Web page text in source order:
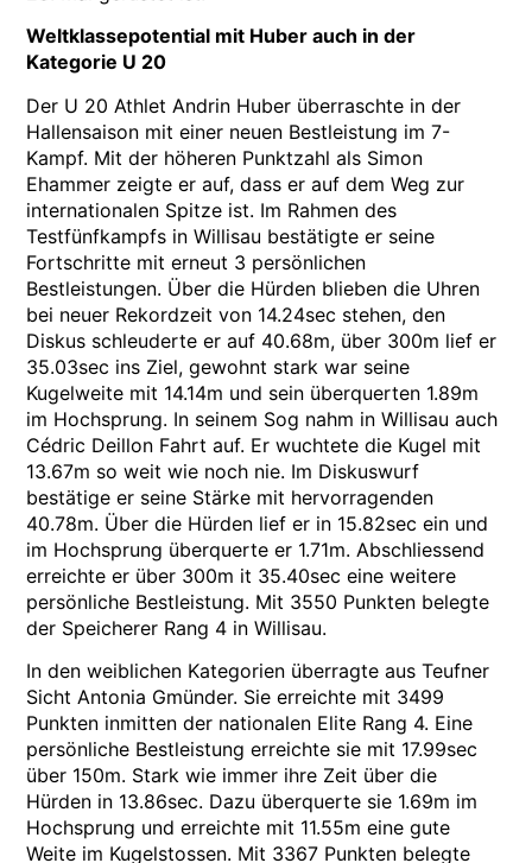
Weltklassepotential mit Huber auch in der
Kategorie U 20
Der U 20 Athlet Andrin Huber überraschte in der
Hallensaison mit einer neuen Bestleistung im 7-
Kampf. Mit der höheren Punktzahl als Simon
Ehammer zeigte er auf, dass er auf dem Weg zur
internationalen Spitze ist. Im Rahmen des
Testfünfkampfs in Willisau bestätigte er seine
Fortschritte mit erneut 3 persönlichen
Bestleistungen. Über die Hürden blieben die Uhren
bei neuer Rekordzeit von 14.24sec stehen, den
Diskus schleuderte er auf 40.68m, über 300m lief er
35.03sec ins Ziel, gewohnt stark war seine
Kugelweite mit 14.14m und sein überquerten 1.89m
im Hochsprung. In seinem Sog nahm in Willisau auch
Cédric Deillon Fahrt auf. Er wuchtete die Kugel mit
13.67m so weit wie noch nie. Im Diskuswurf
bestätige er seine Stärke mit hervorragenden
40.78m. Über die Hürden lief er in 15.82sec ein und
im Hochsprung überquerte er 1.71m. Abschliessend
erreichte er über 300m it 35.40sec eine weitere
persönliche Bestleistung. Mit 3550 Punkten belegte
der Speicherer Rang 4 in Willisau.
In den weiblichen Kategorien überragte aus Teufner
Sicht Antonia Gmünder. Sie erreichte mit 3499
Punkten inmitten der nationalen Elite Rang 4. Eine
persönliche Bestleistung erreichte sie mit 17.99sec
über 150m. Stark wie immer ihre Zeit über die
Hürden in 13.86sec. Dazu überquerte sie 1.69m im
Hochsprung und erreichte mit 11.55m eine gute
Weite im Kugelstossen. Mit 3367 Punkten belegte